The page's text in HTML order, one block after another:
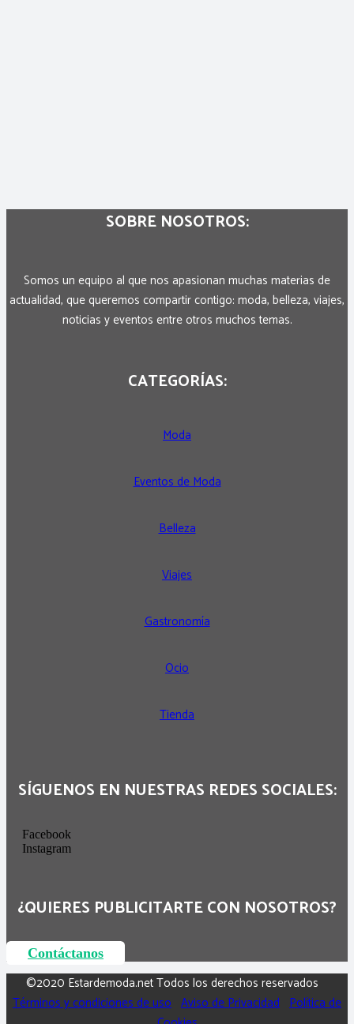
SOBRE NOSOTROS:
Somos un equipo al que nos apasionan muchas materias de
actualidad, que queremos compartir contigo: moda, belleza, viajes,
noticias y eventos entre otros muchos temas.
CATEGORÍAS:
Moda
Eventos de Moda
Belleza
Viajes
Gastronomía
Ocio
Tienda
SÍGUENOS EN NUESTRAS REDES SOCIALES:
Facebook
Instagram
¿QUIERES PUBLICITARTE CON NOSOTROS?
Contáctanos
©2020 Estardemoda.net Todos los derechos reservados
Términos y condiciones de uso Aviso de Privacidad Política de